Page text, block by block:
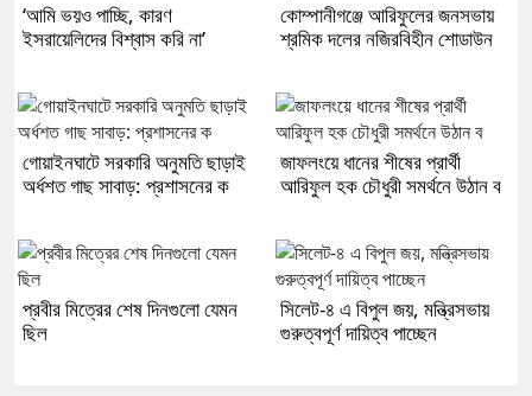
‘আমি ভয়ও পাচ্ছি, কারণ
ইসরায়েলিদের বিশ্বাস করি না’
কোম্পানীগঞ্জে আরিফুলের জনসভায়
শ্রমিক দলের নজিরবিহীন শোডাউন
গোয়াইনঘাটে সরকারি অনুমতি ছাড়াই
অর্ধশত গাছ সাবাড়: প্রশাসনের ক
জাফলংয়ে ধানের শীষের প্রার্থী
আরিফুল হক চৌধুরী সমর্থনে উঠান ব
প্রবীর মিত্রের শেষ দিনগুলো যেমন
ছিল
সিলেট-৪ এ বিপুল জয়, মন্ত্রিসভায়
গুরুত্বপূর্ণ দায়িত্ব পাচ্ছেন